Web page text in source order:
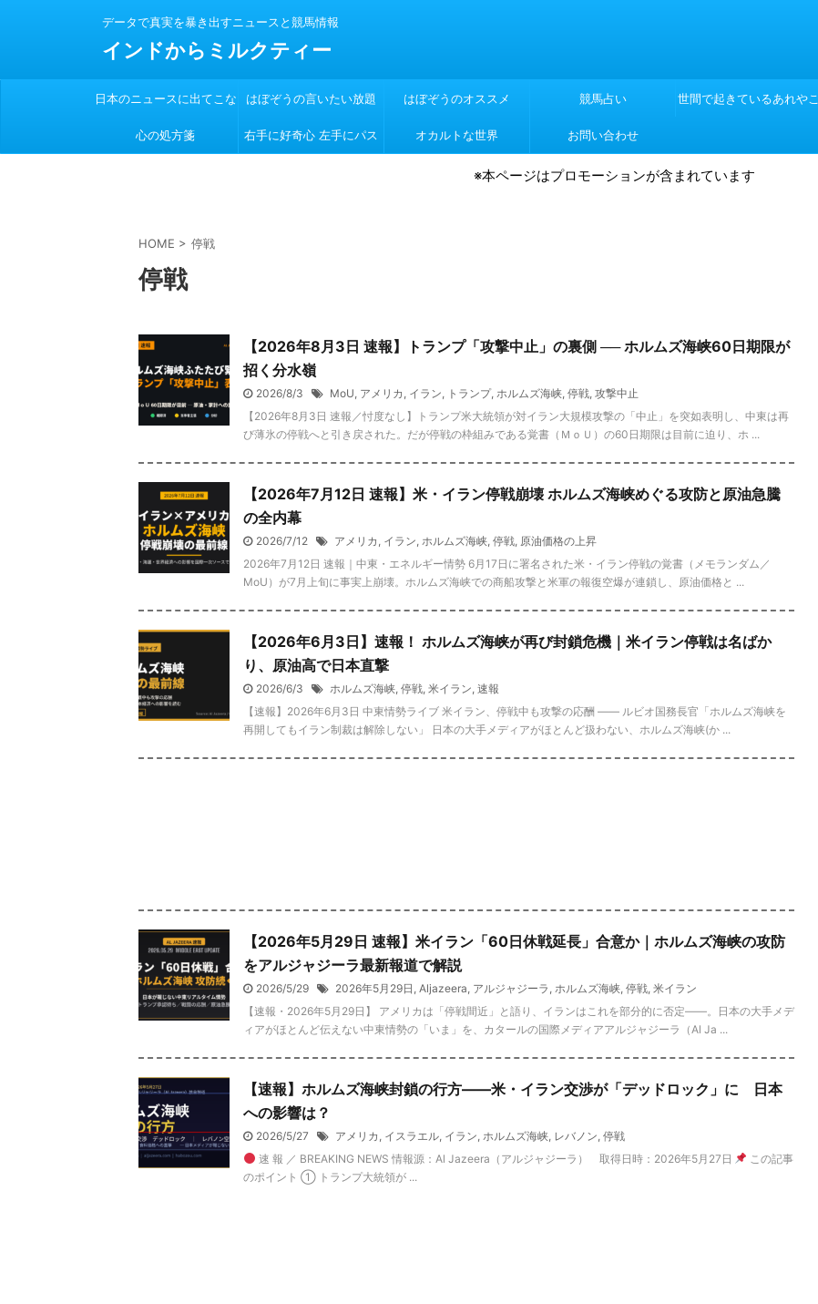
データで真実を暴き出すニュースと競馬情報
インドからミルクティー
日本のニュースに出てこな
い
はぼぞうの言いたい放題 はぼぞうのオススメ 競馬占い 世間で起きているあれやこ
心の処方箋 右手に好奇心 左手にパス オカルトな世界 お問い合わせ
※本ページはプロモーションが含まれています
HOME > 停戦
停戦
【2026年8月3日 速報】トランプ「攻撃中止」の裏側 ── ホルムズ海峡60日期限が
招く分水嶺
2026/8/3 MoU, アメリカ , イラン, トランプ, ホルムズ海峡, 停戦, 攻撃中止
【2026年8月3日 速報／忖度なし】トランプ米大統領が対イラン大規模攻撃の「中止」を突如表明し、中東は再
び薄氷の停戦へと引き戻された。だが停戦の枠組みである覚書（ＭｏＵ）の60日期限は目前に迫り、ホ ...
【2026年7月12日 速報】米・イラン停戦崩壊 ホルムズ海峡めぐる攻防と原油急騰
の全内幕
2026/7/12 アメリカ , イラン, ホルムズ海峡, 停戦, 原油価格の上昇
2026年7月12日 速報｜中東・エネルギー情勢 6月17日に署名された米・イラン停戦の覚書（メモランダム／
MoU）が7月上旬に事実上崩壊。ホルムズ海峡での商船攻撃と米軍の報復空爆が連鎖し、原油価格と ...
【2026年6月3日】速報！ ホルムズ海峡が再び封鎖危機｜米イラン停戦は名ばか
り、原油高で日本直撃
2026/6/3 ホルムズ海峡, 停戦, 米イラン, 速報
【速報】2026年6月3日 中東情勢ライブ 米イラン、停戦中も攻撃の応酬 ―― ルビオ国務長官「ホルムズ海峡を
再開してもイラン制裁は解除しない」 日本の大手メディアがほとんど扱わない、ホルムズ海峡(か ...
【2026年5月29日 速報】米イラン「60日休戦延長」合意か｜ホルムズ海峡の攻防
をアルジャジーラ最新報道で解説
2026/5/29 2026年5月29日 , Aljazeera, アルジャジーラ , ホルムズ海峡, 停戦, 米イラン
【速報・2026年5月29日】 アメリカは「停戦間近」と語り、イランはこれを部分的に否定——。日本の大手メデ
ィアがほとんど伝えない中東情勢の「いま」を、カタールの国際メディアアルジャジーラ（Al Ja ...
【速報】ホルムズ海峡封鎖の行方——米・イラン交渉が「デッドロック」に 日本
への影響は？
2026/5/27 アメリカ , イスラエル, イラン, ホルムズ海峡, レバノン, 停戦
速 報 ／ BREAKING NEWS 情報源：Al Jazeera（アルジャジーラ） 取得日時：2026年5月27日
この記事
のポイント ① トランプ大統領が ...